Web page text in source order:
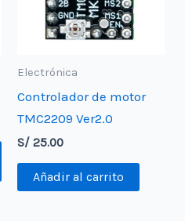
Este
producto
tiene
Electrónica
Controlador de motor
TMC2209 Ver2.0
S/ 25.00
Añadir al carrito